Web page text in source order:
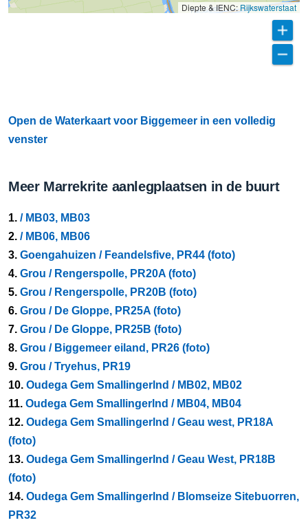
Diepte & IENC:Rijkswaterstaat
Open de Waterkaart voor Biggemeer in een volledig
venster
Meer Marrekrite aanlegplaatsen in de buurt
1. / MB03, MB03
2. / MB06, MB06
3. Goengahuizen / Feandelsfive, PR44 (foto)
4. Grou / Rengerspolle, PR20A (foto)
5. Grou / Rengerspolle, PR20B (foto)
6. Grou / De Gloppe, PR25A (foto)
7. Grou / De Gloppe, PR25B (foto)
8. Grou / Biggemeer eiland, PR26 (foto)
9. Grou / Tryehus, PR19
10. Oudega Gem Smallingerlnd / MB02, MB02
11. Oudega Gem Smallingerlnd / MB04, MB04
12. Oudega Gem Smallingerlnd / Geau west, PR18A
(foto)
13. Oudega Gem Smallingerlnd / Geau West, PR18B
(foto)
14. Oudega Gem Smallingerlnd / Blomseize Sitebuorren,
PR32